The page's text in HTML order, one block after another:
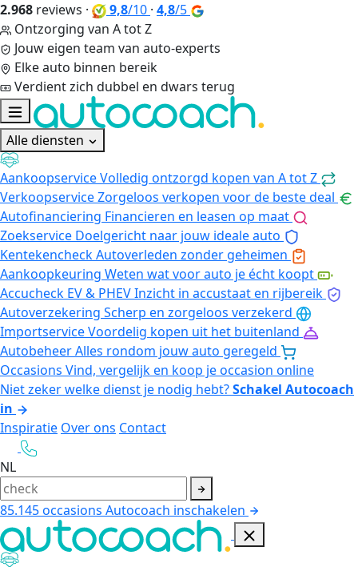
2.968 reviews · 9,8/10 · 4,8/5
Ontzorging van A tot Z
Jouw eigen team van auto-experts
Elke auto binnen bereik
Verdient zich dubbel en dwars terug
Alle diensten
AankoopserviceVolledig ontzorgd kopen van A tot Z
VerkoopserviceZorgeloos verkopen voor de beste deal
Autofinanciering Financieren en leasen op maat
Zoekservice Doelgericht naar jouw ideale auto
KentekencheckAutoverleden zonder geheimen
Aankoopkeuring Weten wat voor auto je écht koopt
Accucheck EV & PHEVInzicht in accustaat en rijbereik
Autoverzekering Scherp en zorgeloos verzekerd
ImportserviceVoordelig kopen uit het buitenland
AutobeheerAlles rondom jouw auto geregeld
Occasions Vind, vergelijk en koop je occasion online
Niet zeker welke dienst je nodig hebt?Schakel Autocoach
in
Inspiratie Over ons Contact
NL
85.145occasions Autocoach inschakelen